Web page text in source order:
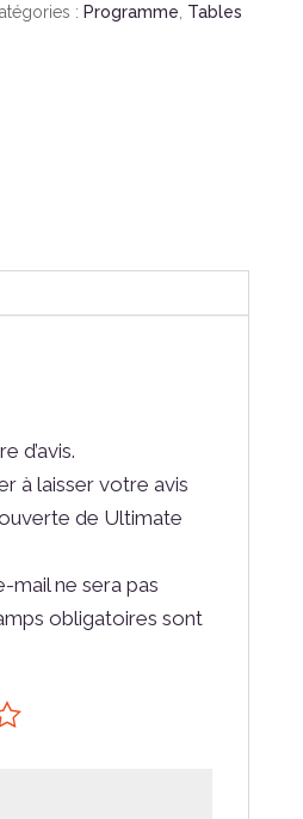
: Programme Tables
d’avis.
à laisser votre avis
de Ultimate
mail ne sera pas
obligatoires sont